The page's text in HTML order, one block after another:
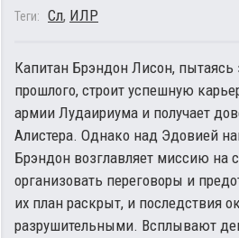
Теги: Сл, ИЛР
Капитан Брэндон Лисон, пытаясь
прошлого, строит успешную
армии Лудаириума и получает
Алистера. Однако над Эдовией
Брэндон возглавляет миссию на
организовать переговоры и
их план раскрыт, и последствия
разрушительными. Всплывают